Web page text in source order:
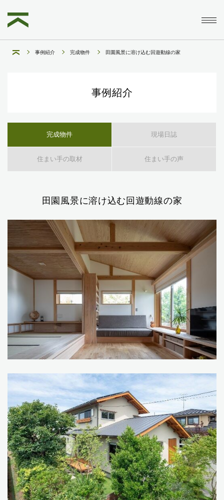
事例紹介 完成物件 田園風景に溶け込む回遊動線の家
事例紹介
完成物件 現場日誌
住まい手の取材 住まい手の声
田園風景に溶け込む回遊動線の家